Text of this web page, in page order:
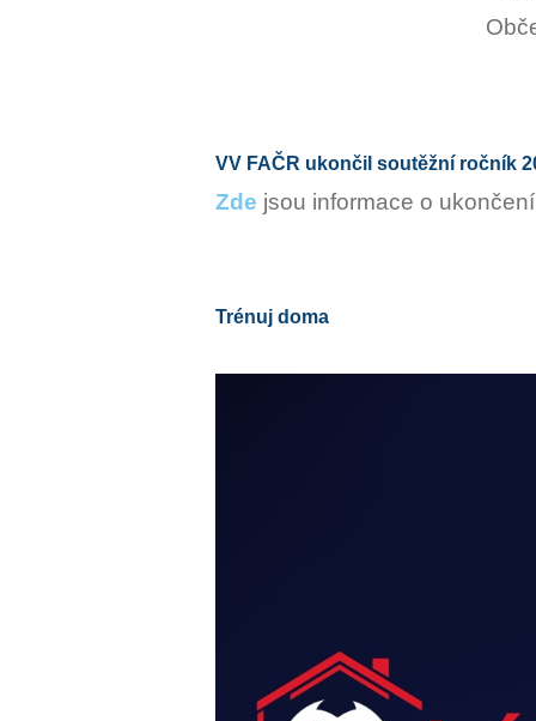
VV FAČR ukončil soutěžní ročník
Zde jsou informace o
Trénuj doma